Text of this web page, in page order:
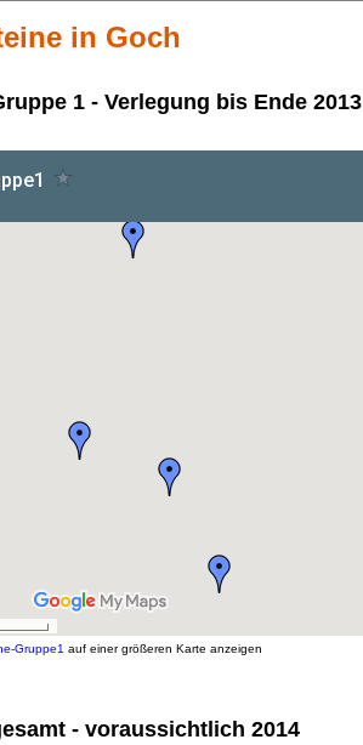
in Goch
1 - Verlegung bis Ende 2013
Gruppe1 auf einer größeren Karte anzeigen
- voraussichtlich 2014